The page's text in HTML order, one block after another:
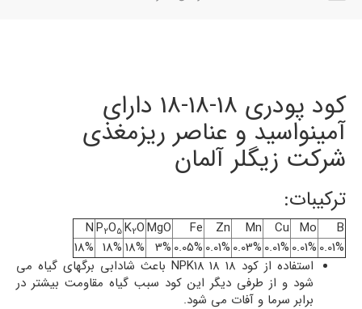
کود پودری 18-18-18 دارای
آمینواسید و عناصر ریزمغذی
شرکت زیگلر آلمان
ترکیبات:
B
Mo
Cu
Mn
Zn
Fe
MgO
K2O
P2O5
N
0.01%
0.01%
0.01%
0.03%
0.01%
0.05%
3%
18%
18%
18%
استفاده از کود NPK18 18 18 باعث شادابی برگهای گیاه می
شود و از طرفی دیگر این کود سبب گیاه مقاومت بیشتر در
برابر سرما و آفات می شود.